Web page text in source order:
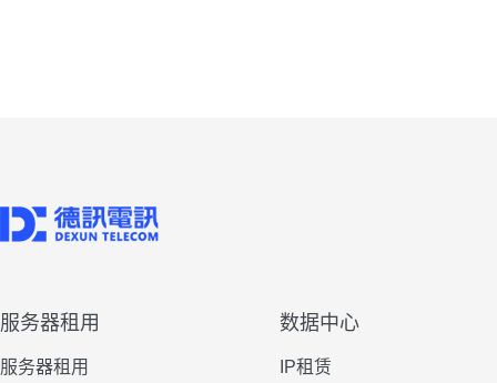
服务器租用
服务器租用
数据中心
IP租赁